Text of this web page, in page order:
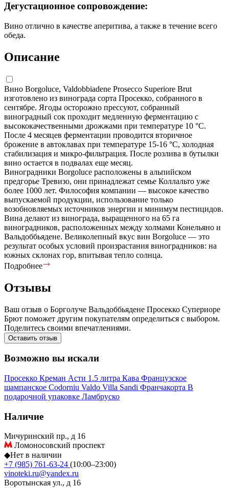
Дегустационное сопровождение:
Вино отлично в качестве аперитива, а также в течение всего
обеда.
Описание
Вино Borgoluce, Valdobbiadene Prosecco Superiore Brut
изготовлено из винограда сорта Просекко, собранного в
сентябре. Ягоды осторожно прессуют, собранный
виноградный сок проходит медленную ферментацию с
высококачественными дрожжами при температуре 10 °С.
После 4 месяцев ферментации проводится вторичное
брожение в автоклавах при температуре 15-16 °С, холодная
стабилизация и микро-фильтрация. После розлива в бутылки
вино остается в подвалах еще месяц.
Виноградники Borgoluce расположены в альпийском
предгорье Тревизо, они принадлежат семье Коллальто уже
более 1000 лет. Философия компании — высокое качество
выпускаемой продукции, использование только
возобновляемых источников энергии и минимум пестицидов.
Вина делают из винограда, выращенного на 65 га
виноградников, расположенных между холмами Конельяно и
Вальдоббьядене. Великолепный вкус вин Borgoluce — это
результат особых условий произрастания виноградников: на
южных склонах гор, впитывая тепло солнца.
Подробнее
Отзывы
Ваш отзыв о Борголуче Вальдоббьядене Просекко Супериоре
Брют поможет другим покупателям определиться с выбором.
Поделитесь своими впечатлениями.
Оставить отзыв
Возможно вы искали
Просекко Креман Асти 1.5 литра Кава Французское
шампанское Codorniu Valdo Villa Sandi Франчакорта В
подарочной упаковке Ламбруско
Наличие
Мичуринский пр., д 16
Ломоносовский проспект
◆Нет в наличии
+7 (985) 761-63-24 (10:00–23:00)
vinoteki.ru@yandex.ru
Воротынская ул., д 16